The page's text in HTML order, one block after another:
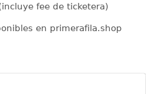
fee de ticketera)
en primerafila.shop